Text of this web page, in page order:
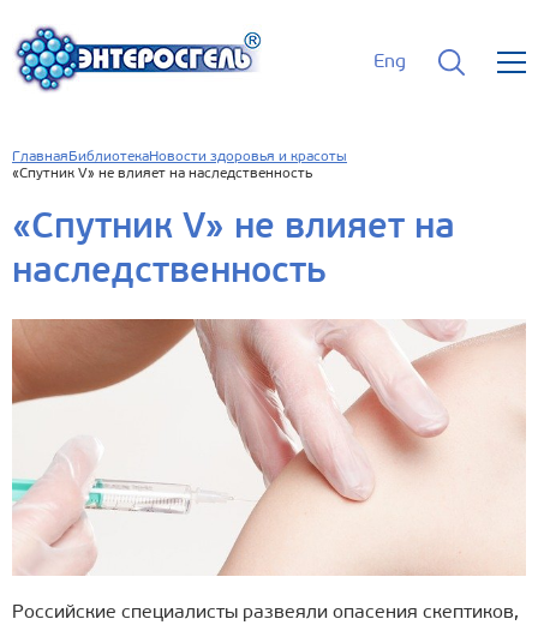
Eng
Главная БиблиотекаНовости здоровья и красоты
«Спутник V» не влияет на наследственность
«Спутник V» не влияет на
наследственность
Российские специалисты развеяли опасения скептиков,